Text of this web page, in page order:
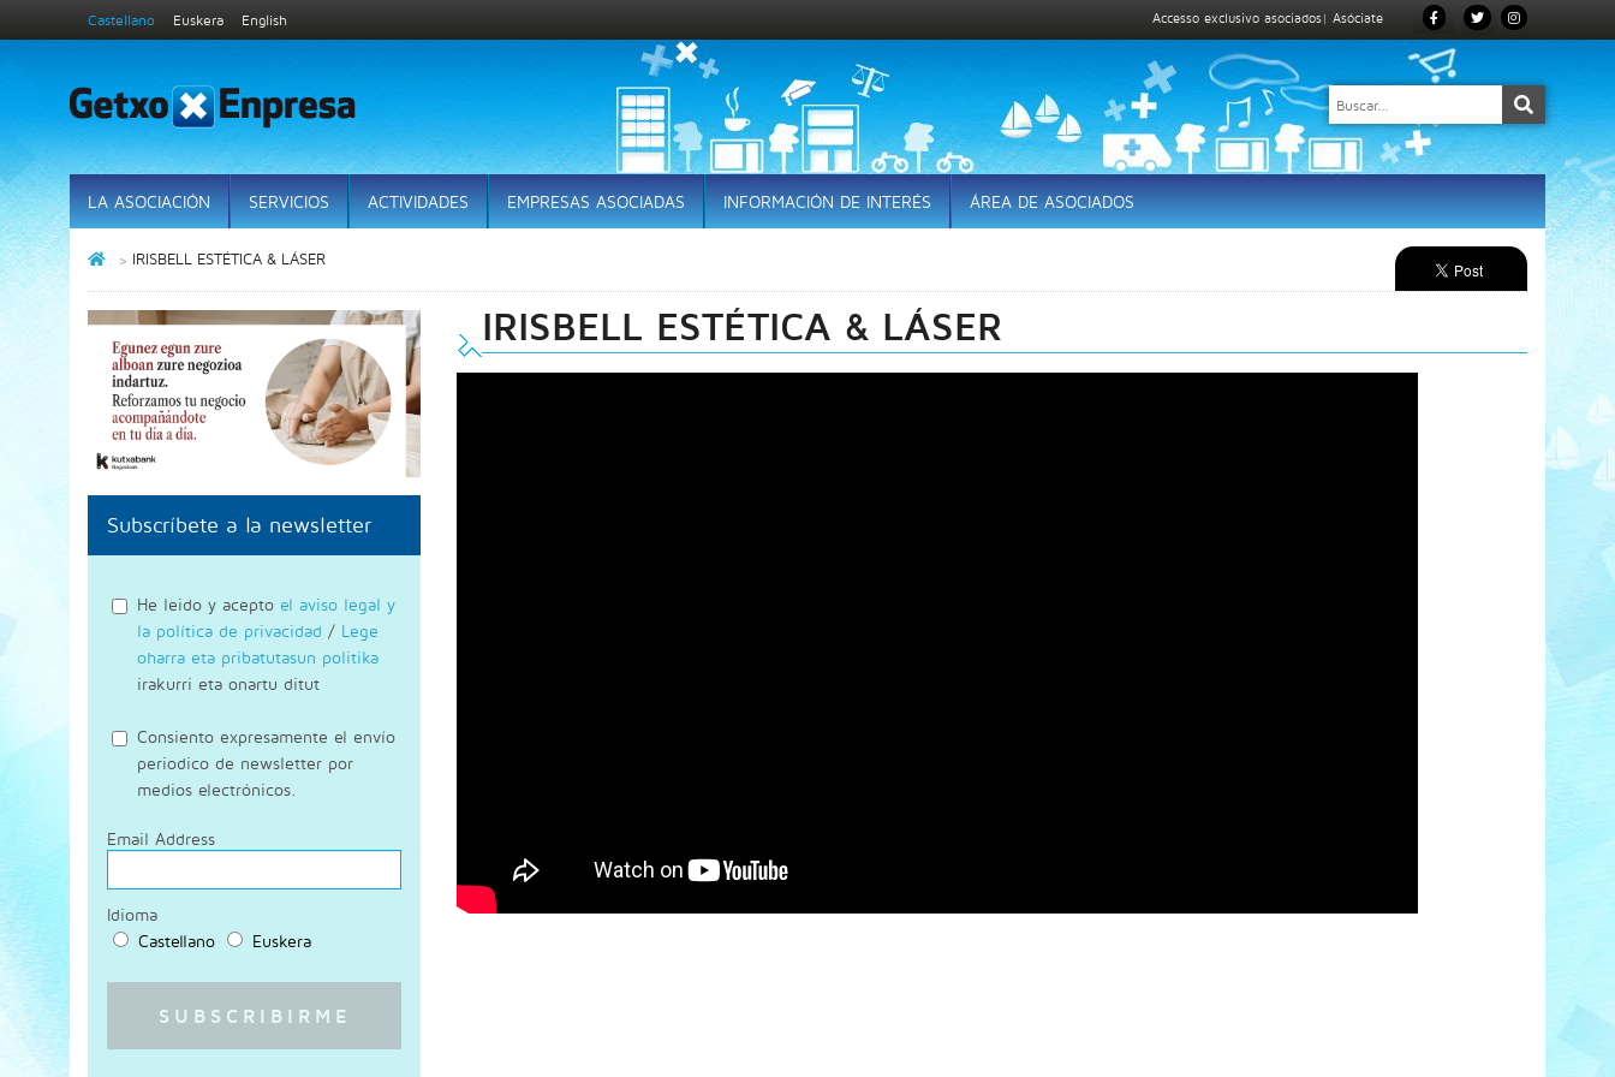
Castellano Euskera English Accesso exclusivo asociados| Asóciate
LA ASOCIACIÓN SERVICIOS ACTIVIDADES EMPRESAS ASOCIADAS INFORMACIÓN DE INTERÉS ÁREA DE ASOCIADOS
IRISBELL ESTÉTICA & LÁSER
IRISBELL ESTÉTICA & LÁSER
Subscríbete a la newsletter
He leido y acepto el aviso legal y
la política de privacidad / Lege
oharra eta pribatutasun politika
irakurri eta onartu ditut
Consiento expresamente el envío
periodico de newsletter por
medios electrónicos.
Email Address
Idioma
Castellano
Euskera